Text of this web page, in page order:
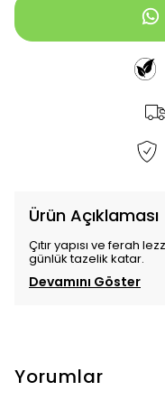
Ürün Açıklaması
Çıtır yapısı ve ferah
günlük tazelik katar.
Devamını Göster
Yorumlar